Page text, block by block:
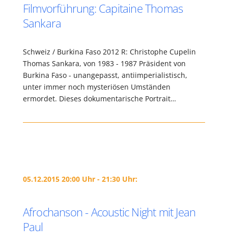
Filmvorführung: Capitaine Thomas
Sankara
Schweiz / Burkina Faso 2012 R: Christophe Cupelin
Thomas Sankara, von 1983 - 1987 Präsident von
Burkina Faso - unangepasst, antiimperialistisch,
unter immer noch mysteriösen Umständen
ermordet. Dieses dokumentarische Portrait…
05.12.2015 20:00 Uhr - 21:30 Uhr:
Afrochanson - Acoustic Night mit Jean
Paul